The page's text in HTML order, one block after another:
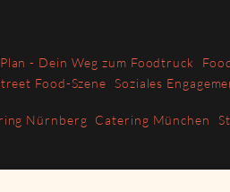
- Dein Weg zum Foodtruck
Food-Szene Soziales
Nürnberg Catering München